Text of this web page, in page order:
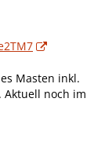
Masten inkl.
noch im